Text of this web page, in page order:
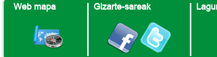
Web mapa Gizarte-sareak